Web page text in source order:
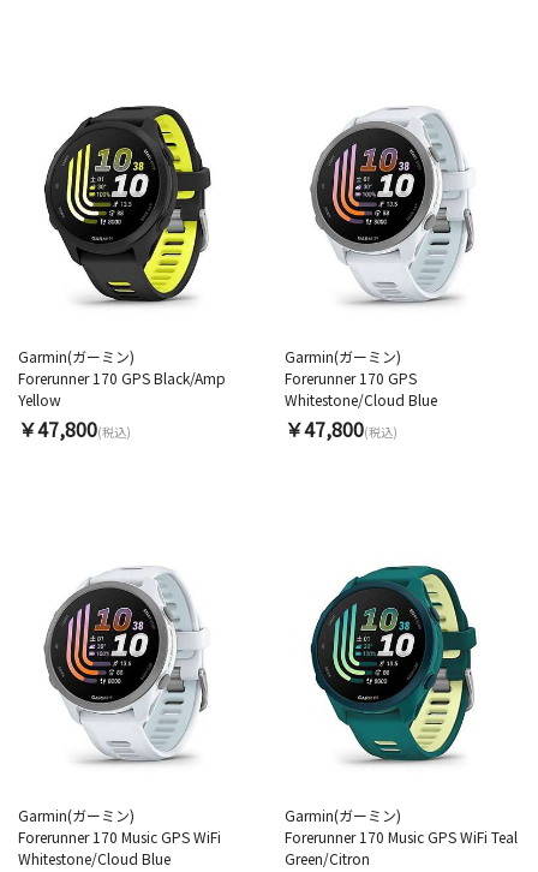
Garmin(ガーミン)
Forerunner 170 GPS Black/Amp
Yellow
￥47,800(税込)
Garmin(ガーミン)
Forerunner 170 GPS
Whitestone/Cloud Blue
￥47,800(税込)
Garmin(ガーミン)
Forerunner 170 Music GPS WiFi
Whitestone/Cloud Blue
Garmin(ガーミン)
Forerunner 170 Music GPS WiFi Teal
Green/Citron